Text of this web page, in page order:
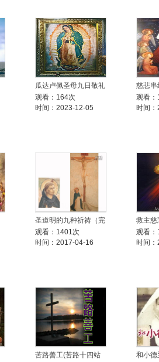
瓜达卢佩圣母九日敬礼
观看：164次
时间：2023-12-05
慈悲串
观看
时间
圣道明的九种祈祷（完
观看：1401次
时间：2017-04-16
救主慈
观看
时间
苦路善工(苦路十四站
和小德